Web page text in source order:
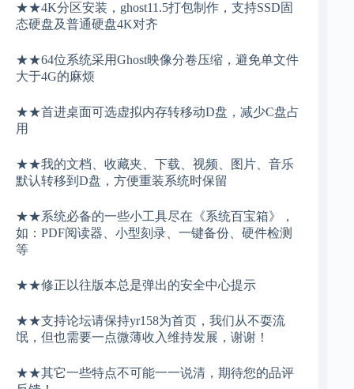
★★4K分区安装，ghost11.5打包制作，支持SSD固
态硬盘及普通硬盘4K对齐
★★64位系统采用Ghost映像分卷压缩，避免单文件
大于4G的麻烦
★★首进桌面可选虚拟内存转移动D盘，减少C盘占
用
★★我的文档、收藏夹、下载、视频、图片、音乐
默认转移到D盘，方便重装系统时保留
★★系统必备的一些小工具尽在《系统百宝箱》，
如：PDF阅读器、小型刻录、一键备份、硬件检测
等
★★修正以往版本总是弹出的安全中心提示
★★支持论坛请保持yr158为首页，我们从不耍流
氓，但也需要一点微薄收入维持发展，谢谢！
★★其它一些特点不可能一一说清，期待您的品评